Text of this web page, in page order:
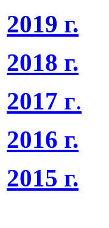
2019 г.
2018 г.
2017 г.
2016 г.
2015 г.